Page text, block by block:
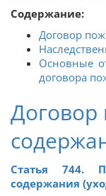
Содержание:
Договор
Основные
договора
Договор
Статья 744.
содержания